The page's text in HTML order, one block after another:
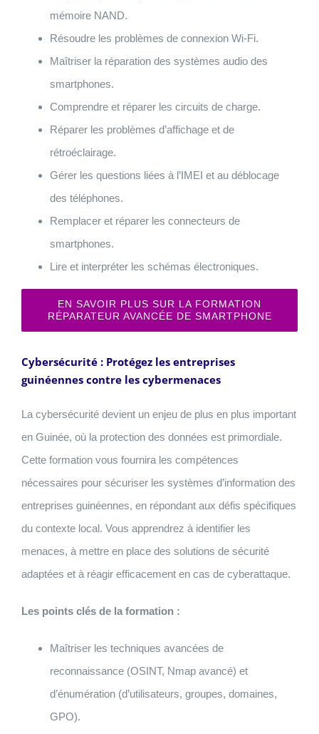
mémoire NAND.
Résoudre les problèmes de connexion Wi-Fi.
Maîtriser la réparation des systèmes audio des
smartphones.
Comprendre et réparer les circuits de charge.
Réparer les problèmes d’affichage et de
rétroéclairage.
Gérer les questions liées à l’IMEI et au déblocage
des téléphones.
Remplacer et réparer les connecteurs de
smartphones.
Lire et interpréter les schémas électroniques.
EN SAVOIR PLUS SUR LA FORMATION
RÉPARATEUR AVANCÉE DE SMARTPHONE
Cybersécurité : Protégez les entreprises
guinéennes contre les cybermenaces
La cybersécurité devient un enjeu de plus en plus important
en Guinée, où la protection des données est primordiale.
Cette formation vous fournira les compétences
nécessaires pour sécuriser les systèmes d’information des
entreprises guinéennes, en répondant aux défis spécifiques
du contexte local. Vous apprendrez à identifier les
menaces, à mettre en place des solutions de sécurité
adaptées et à réagir efficacement en cas de cyberattaque.
Les points clés de la formation :
Maîtriser les techniques avancées de
reconnaissance (OSINT, Nmap avancé) et
d’énumération (d’utilisateurs, groupes, domaines,
GPO).